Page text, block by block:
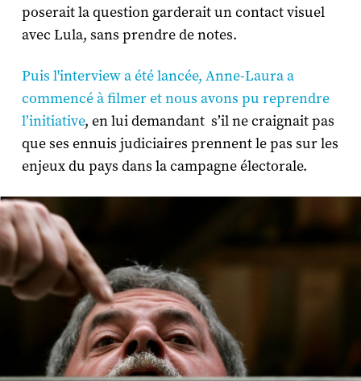
poserait la question garderait un contact visuel
avec Lula, sans prendre de notes.
Puis l'interview a été lancée, Anne-Laura a
commencé à filmer et nous avons pu reprendre
l’initiative, en lui demandant s’il ne craignait pas
que ses ennuis judiciaires prennent le pas sur les
enjeux du pays dans la campagne électorale.